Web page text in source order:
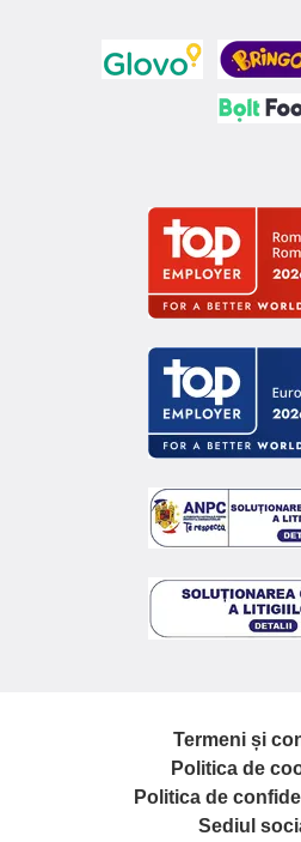
Termeni și
Politica de
Politica de
Sediul